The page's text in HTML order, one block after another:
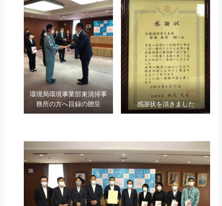
環境局環境事業部東清掃事
務所の方へ目録の贈呈
感謝状を頂きました